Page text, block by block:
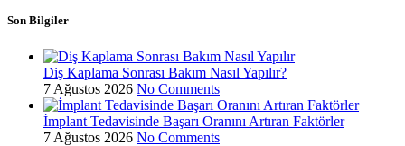
Son Bilgiler
Diş Kaplama Sonrası Bakım Nasıl Yapılır?
7 Ağustos 2026 No Comments
İmplant Tedavisinde Başarı Oranını Artıran Faktörler
7 Ağustos 2026 No Comments